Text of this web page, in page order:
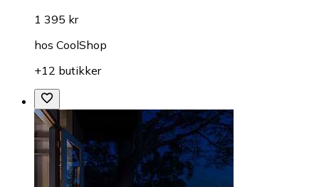
1 395 kr
hos CoolShop
+12 butikker